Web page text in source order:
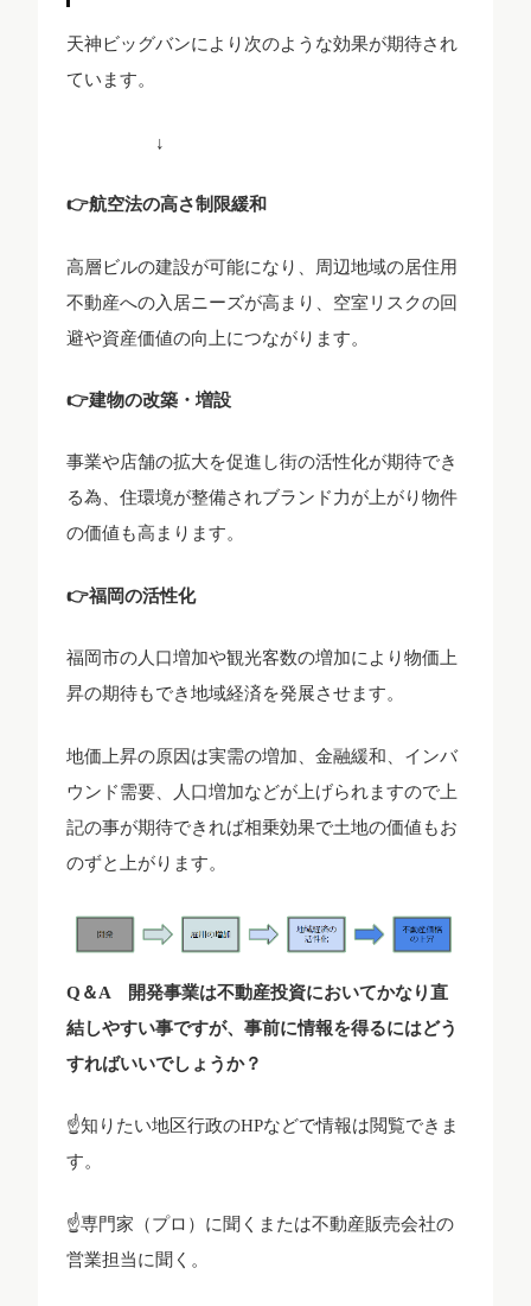
天神ビッグバンにより次のような効果が期待され
ています。
↓
👉航空法の高さ制限緩和
高層ビルの建設が可能になり、周辺地域の居住用
不動産への入居ニーズが高まり、空室リスクの回
避や資産価値の向上につながります。
👉建物の改築・増設
事業や店舗の拡大を促進し街の活性化が期待でき
る為、住環境が整備されブランド力が上がり物件
の価値も高まります。
👉福岡の活性化
福岡市の人口増加や観光客数の増加により物価上
昇の期待もでき地域経済を発展させます。
地価上昇の原因は実需の増加、金融緩和、インバ
ウンド需要、人口増加などが上げられますので上
記の事が期待できれば相乗効果で土地の価値もお
のずと上がります。
Q＆A 開発事業は不動産投資においてかなり直
結しやすい事ですが、事前に情報を得るにはどう
すればいいでしょうか？
☝知りたい地区行政のHPなどで情報は閲覧できま
す。
☝専門家（プロ）に聞くまたは不動産販売会社の
営業担当に聞く。